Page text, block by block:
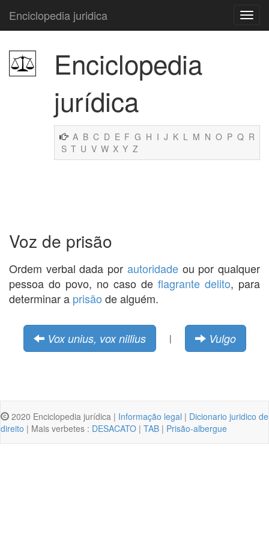
Enciclopedia juridica
Enciclopedia
jurídica
A B C D E F G H I J K L M N O P Q R
S T U V W X Y Z
Voz de prisão
Ordem verbal dada por autoridadeou por qualquer
pessoa do povo, no caso de flagrante delito, para
determinar a prisão de alguém.
Vox unius, vox nillius | Vulgo
2020 Enciclopedia jurídica | Informação legal | Dicionario juridico de
direito | Mais verbetes : DESACATO | TAB | Prisão-albergue